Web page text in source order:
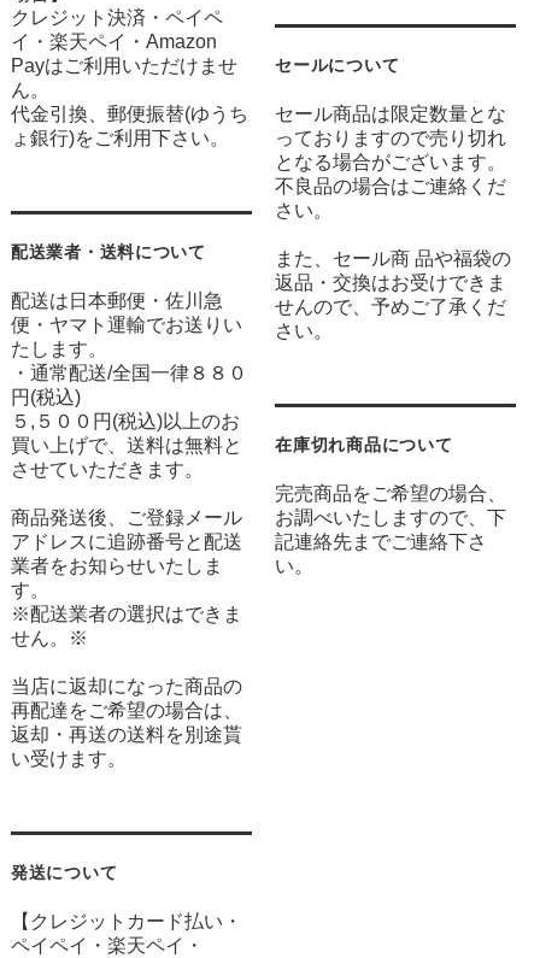
クレジット決済・ペイペ
イ・楽天ペイ・Amazon
Payはご利用いただけませ
ん。
代金引換、郵便振替(ゆうち
ょ銀行)をご利用下さい。
配送業者・送料について
配送は日本郵便・佐川急
便・ヤマト運輸でお送りい
たします。
・通常配送/全国一律８８０
円(税込)
５,５００円(税込)以上のお
買い上げで、送料は無料と
させていただきます。
商品発送後、ご登録メール
アドレスに追跡番号と配送
業者をお知らせいたしま
す。
※配送業者の選択はできま
せん。※
当店に返却になった商品の
再配達をご希望の場合は、
返却・再送の送料を別途貰
い受けます。
発送について
【クレジットカード払い・
ペイペイ・楽天ペイ・
セールについて
セール商品は限定数量とな
っておりますので売り切れ
となる場合がございます。
不良品の場合はご連絡くだ
さい。
また、セール商 品や福袋の
返品・交換はお受けできま
せんので、予めご了承くだ
さい。
在庫切れ商品について
完売商品をご希望の場合、
お調べいたしますので、下
記連絡先までご連絡下さ
い。